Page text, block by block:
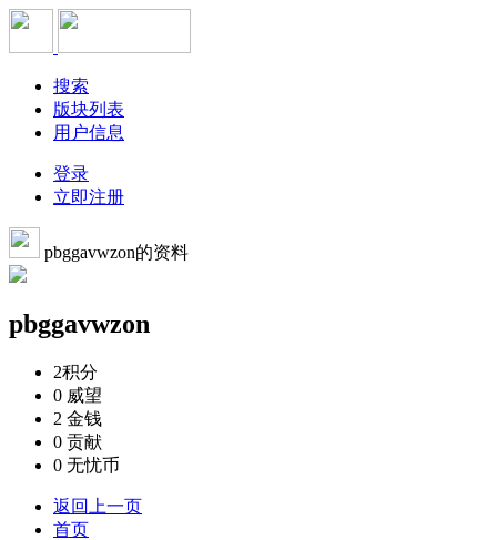
搜索
版块列表
用户信息
登录
立即注册
pbggavwzon的资料
pbggavwzon
2积分
0 威望
2 金钱
0 贡献
0 无忧币
返回上一页
首页